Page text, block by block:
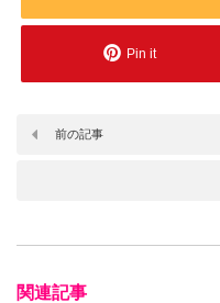
Pin it
前の記事
関連記事